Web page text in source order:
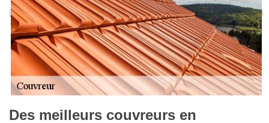
Des meilleurs couvreurs en